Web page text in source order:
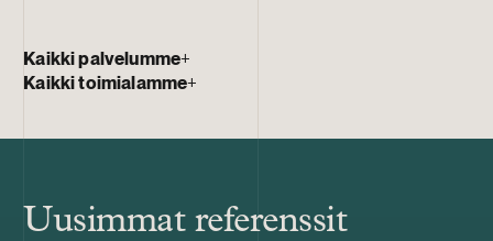
Kaikki palvelumme+
Kaikki toimialamme+
Uusimmat referenssit